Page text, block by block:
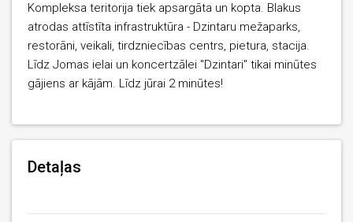
Kompleksa teritorija tiek apsargāta un kopta. Blakus
atrodas attīstīta infrastruktūra - Dzintaru mežaparks,
restorāni, veikali, tirdzniecības centrs, pietura, stacija.
Līdz Jomas ielai un koncertzālei "Dzintari" tikai minūtes
gājiens ar kājām. Līdz jūrai 2 minūtes!
Detaļas